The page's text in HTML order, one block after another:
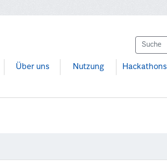
Über uns Nutzung Hackathons